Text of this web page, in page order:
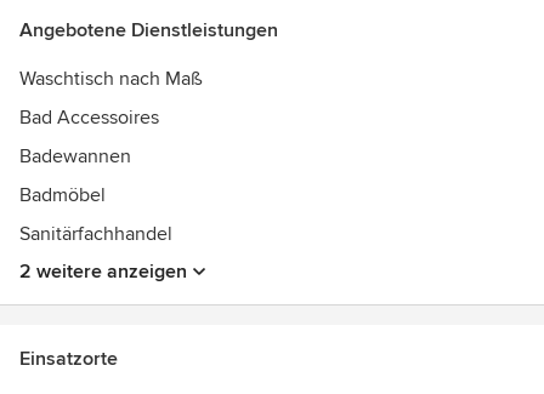
Angebotene Dienstleistungen
Waschtisch nach Maß
Bad Accessoires
Badewannen
Badmöbel
Sanitärfachhandel
2 weitere anzeigen
Einsatzorte